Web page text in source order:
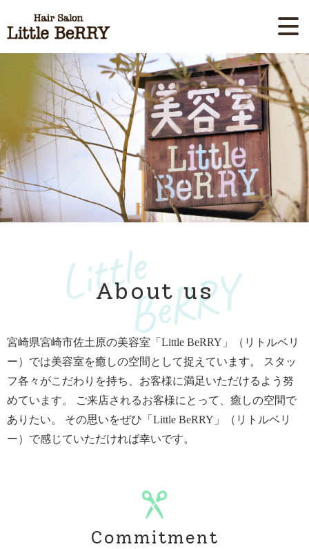
About us
宮崎県宮崎市佐土原の美容室「Little BeRRY」（リトルベリ
ー）では美容室を癒しの空間として捉えています。
スタッ
フ各々がこだわりを持ち、お客様に満足いただけるよう努
めています。
ご来店されるお客様にとって、癒しの空間で
ありたい。
その思いをぜひ「Little BeRRY」（リトルベリ
ー）で感じていただければ幸いです。
Commitment